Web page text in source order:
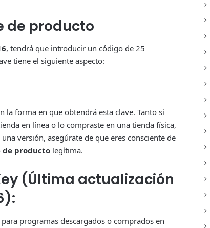
de producto
, tendrá que introducir un código de 25
tiene el siguiente aspecto:
la forma en que obtendrá esta clave. Tanto si
en línea o lo compraste en una tienda física,
versión, asegúrate de que eres consciente de
de producto legítima.
(Última actualización
programas descargados o comprados en